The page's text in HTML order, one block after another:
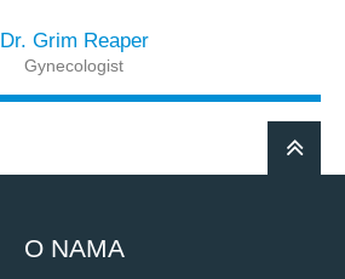
Dr. Grim Reaper
Gynecologist
O NAMA